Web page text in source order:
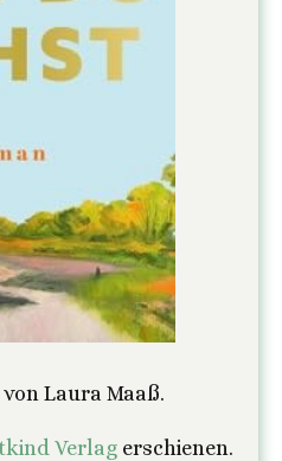
von Laura Maaß.
Verlagerschienen.